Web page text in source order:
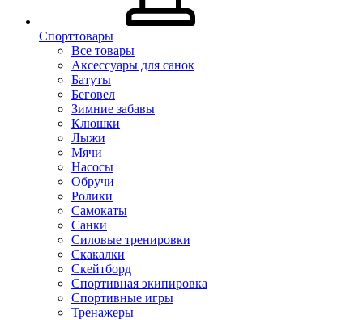
Спорттовары
Все товары
Аксессуары для санок
Батуты
Беговел
Зимние забавы
Клюшки
Лыжи
Мячи
Насосы
Обручи
Ролики
Самокаты
Санки
Силовые тренировки
Скакалки
Скейтборд
Спортивная экипировка
Спортивные игры
Тренажеры